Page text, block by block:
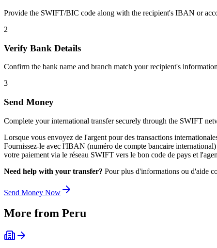
Provide the SWIFT/BIC code along with the recipient's IBAN or
2
Verify Bank Details
Confirm the bank name and branch match your recipient's
3
Send Money
Complete your international transfer securely through the SWIFT
Lorsque vous envoyez de l'argent pour des transactions
Fournissez-le avec l'IBAN (numéro de compte bancaire
votre paiement via le réseau SWIFT vers le bon code de pays et
Need help with your transfer? Pour plus d'informations ou d'aide
Send Money Now
More from Peru